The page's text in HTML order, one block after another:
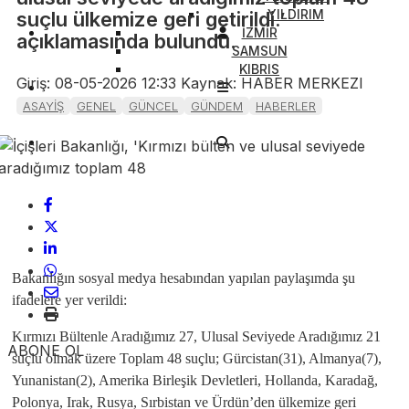
YILDIRIM
İZMİR
SAMSUN
KIBRIS
suçlu ülkemize geri getirildi.’
açıklamasında bulundu.
Giriş: 08-05-2026 12:33 Kaynak: HABER MERKEZI
ASAYİŞ GENEL GÜNCEL GÜNDEM HABERLER
ABONE OL
Bakanlığın sosyal medya hesabından yapılan paylaşımda şu
ifadelere yer verildi:
Kırmızı Bültenle Aradığımız 27, Ulusal Seviyede Aradığımız 21
suçlu olmak üzere Toplam 48 suçlu; Gürcistan(31), Almanya(7),
Yunanistan(2), Amerika Birleşik Devletleri, Hollanda, Karadağ,
Polonya, Irak, Rusya, Sırbistan ve Ürdün’den ülkemize geri